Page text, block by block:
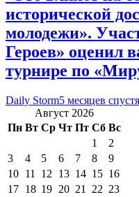
исторической
молодежи».
Героев» оценил
турнире по
Daily Storm5 месяцев спустя
Август 2026
Пн Вт Ср Чт Пт Сб Вс
1
2
3
4 5 6 7 8
9
10 11 12 13 14 15 16
17 18 19 20 21 22 23